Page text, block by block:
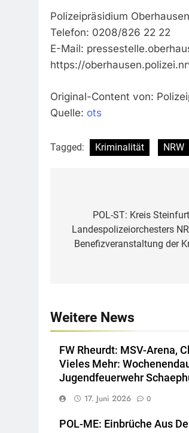
Polizeipräsidium Oberhausen
Telefon: 0208/826 22 22
E-Mail:
https://
Original-Content von:
Quelle: ots
Tagged: Kriminalität NRW
POL-ST: Kreis
Landespolizeiorchesters
Benefizveranstaltung der
Weitere News
FW Rheurdt: MSV-Arena,
Vieles Mehr:
Jugendfeuerwehr
17. Juni 2026 0
POL-ME: Einbrüche Aus